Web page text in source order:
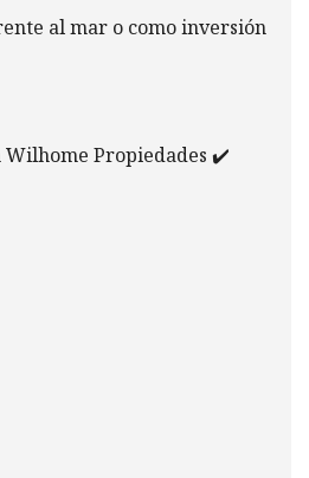
al mar o como inversión
Propiedades ✔️